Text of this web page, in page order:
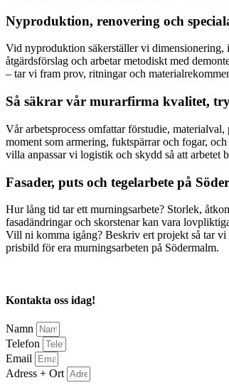
Nyproduktion, renovering och
Vid nyproduktion säkerställer vi
åtgärdsförslag och arbetar metodiskt med
– tar vi fram prov, ritningar och
Så säkrar vår murarfirma kvalitet,
Vår arbetsprocess omfattar förstudie,
moment som armering, fuktspärrar och fogar,
villa anpassar vi logistik och skydd så att arbetet
Fasader, puts och tegelarbete på
Hur lång tid tar ett murningsarbete? Storlek,
fasadändringar och skorstenar kan vara
Vill ni komma igång? Beskriv ert projekt så tar
prisbild för era murningsarbeten på Södermalm.
Kontakta oss idag!
Namn
Telefon
Email
Adress + Ort